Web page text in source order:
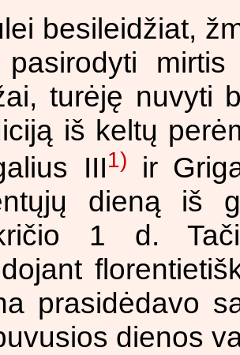
besileidžiat,
turėję nuvyti
iš keltų
III1)
ir
dieną iš
1 d.
prasidėdavo
dienos